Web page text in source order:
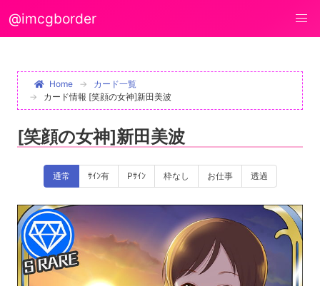
@imcgborder
Home
カード一覧
カード情報 [笑顔の女神]新田美波
[笑顔の女神]新田美波
通常 ｻｲﾝ有 Pｻｲﾝ 枠なし お仕事 透過